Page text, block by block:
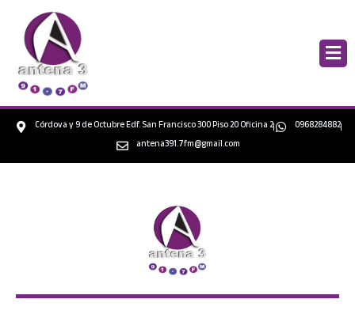
contenido
Córdova y 9 de Octubre Edf. San Francisco 300 Piso 20 Oficina 2
0968284882
antena391.7fm@gmail.com